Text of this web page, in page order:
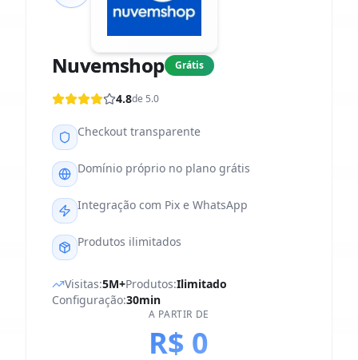
Nuvemshop Grátis
4.8de 5.0
Checkout transparente
Domínio próprio no plano grátis
Integração com Pix e WhatsApp
Produtos ilimitados
Visitas:5M+Produtos:Ilimitado
Configuração:30min
A PARTIR DE
R$ 0